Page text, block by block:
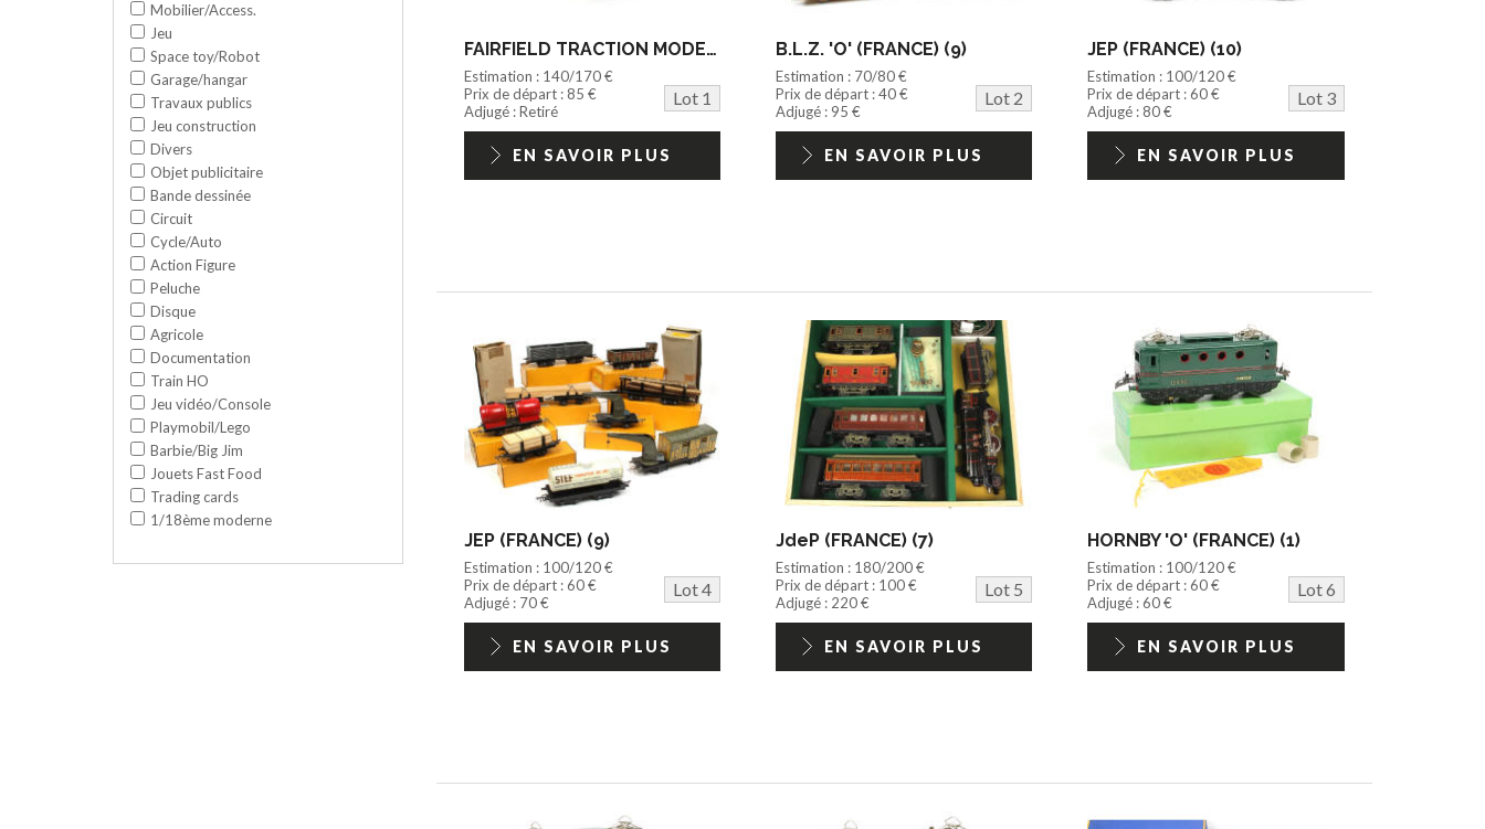
Mobilier/Access.
Jeu
Space toy/Robot
Garage/hangar
Travaux publics
Jeu construction
Divers
Objet publicitaire
Bande dessinée
Circuit
Cycle/Auto
Action Figure
Peluche
Disque
Agricole
Documentation
Train HO
Jeu vidéo/Console
Playmobil/Lego
Barbie/Big Jim
Jouets Fast Food
Trading cards
1/18ème moderne
FAIRFIELD TRACTION MODELS (USA) (1)
Estimation : 140/170 €
Prix de départ : 85 €
Lot 1
Adjugé : Retiré
EN SAVOIR PLUS
B.L.Z. 'O' (FRANCE) (9)
Estimation : 70/80 €
Prix de départ : 40 €
Lot 2
Adjugé : 95 €
EN SAVOIR PLUS
JEP (FRANCE) (10)
Estimation : 100/120 €
Prix de départ : 60 €
Lot 3
Adjugé : 80 €
EN SAVOIR PLUS
JEP (FRANCE) (9)
Estimation : 100/120 €
Prix de départ : 60 €
Lot 4
Adjugé : 70 €
EN SAVOIR PLUS
JdeP (FRANCE) (7)
Estimation : 180/200 €
Prix de départ : 100 €
Lot 5
Adjugé : 220 €
EN SAVOIR PLUS
HORNBY 'O' (FRANCE) (1)
Estimation : 100/120 €
Prix de départ : 60 €
Lot 6
Adjugé : 60 €
EN SAVOIR PLUS